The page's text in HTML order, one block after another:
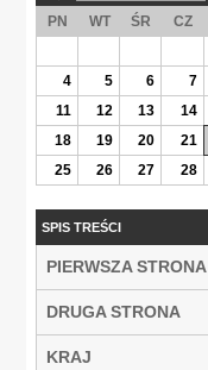
PN WT ŚR CZ
4
5 6 7
11
12 13 14
18
19 20 21
25
26 27 28
SPIS TREŚCI
PIERWSZA STRONA
DRUGA STRONA
KRAJ